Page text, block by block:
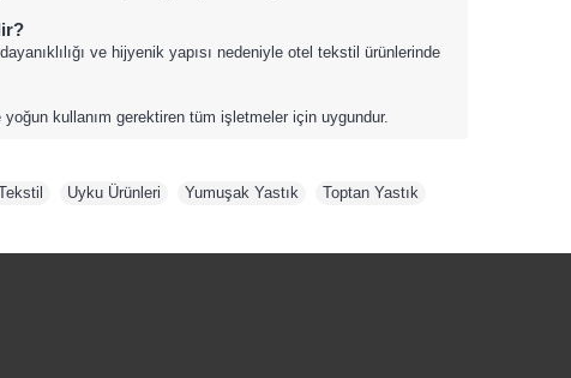
ve hijyenik yapısı nedeniyle otel tekstil ürünlerinde
yoğun kullanım gerektiren tüm işletmeler için uygundur.
Uyku Ürünleri Yumuşak Yastık Toptan Yastık